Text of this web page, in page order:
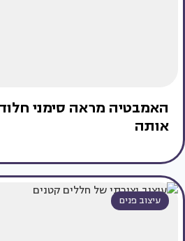
האמבטיה מראה סימני
אותה
עיצוב פנים